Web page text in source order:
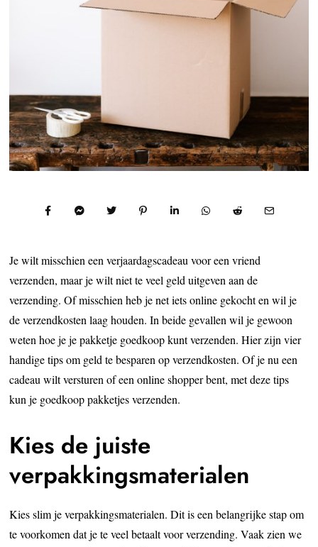
Je wilt misschien een verjaardagscadeau voor een vriend
verzenden, maar je wilt niet te veel geld uitgeven aan de
verzending. Of misschien heb je net iets online gekocht en wil je
de verzendkosten laag houden. In beide gevallen wil je gewoon
weten hoe je je pakketje goedkoop kunt verzenden. Hier zijn vier
handige tips om geld te besparen op verzendkosten. Of je nu een
cadeau wilt versturen of een online shopper bent, met deze tips
kun je goedkoop pakketjes verzenden.
Kies de juiste
verpakkingsmaterialen
Kies slim je verpakkingsmaterialen. Dit is een belangrijke stap om
te voorkomen dat je te veel betaalt voor verzending. Vaak zien we